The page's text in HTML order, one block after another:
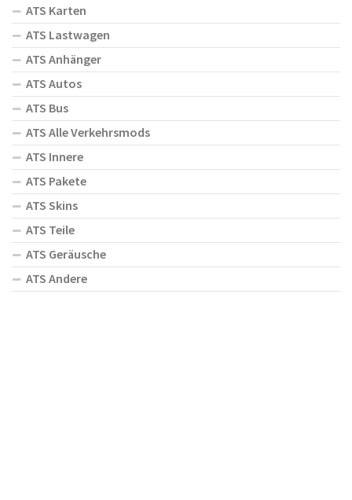
ATS Karten
ATS Lastwagen
ATS Anhänger
ATS Autos
ATS Bus
ATS Alle Verkehrsmods
ATS Innere
ATS Pakete
ATS Skins
ATS Teile
ATS Geräusche
ATS Andere